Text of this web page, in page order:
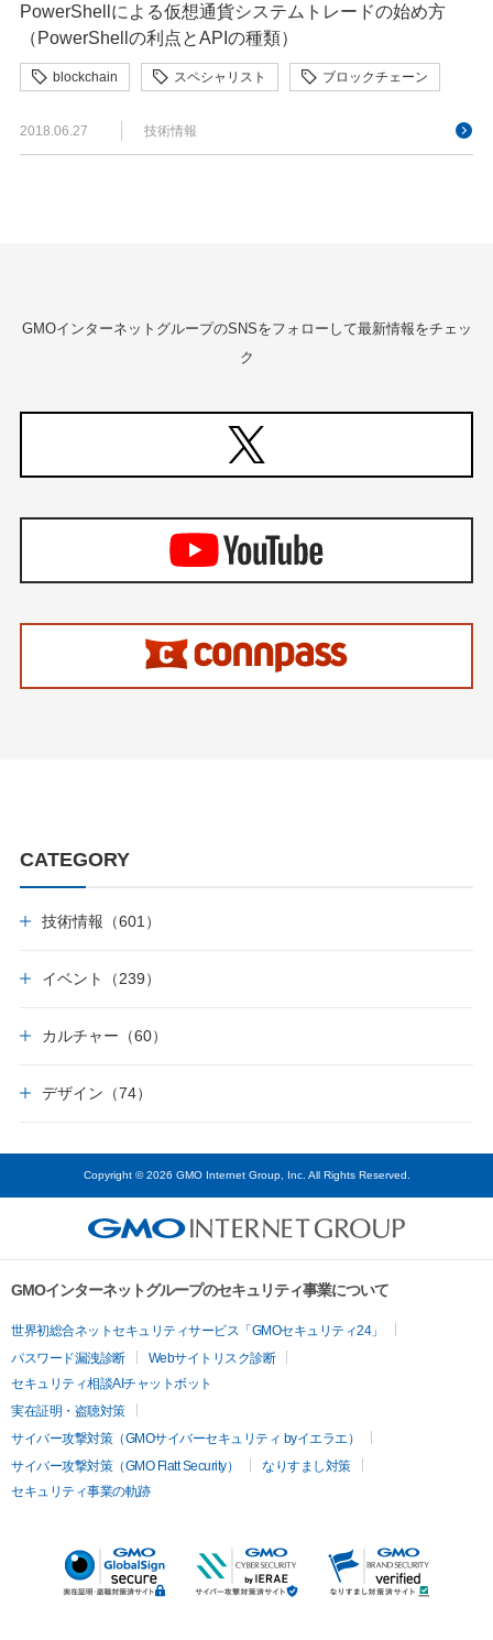
PowerShellによる仮想通貨システムトレードの始め方
（PowerShellの利点とAPIの種類）
blockchain スペシャリスト ブロックチェーン
2018.06.27 技術情報
GMOインターネットグループのSNSをフォローして最新情報をチェッ
ク
CATEGORY
技術情報（601）
イベント（239）
カルチャー（60）
デザイン（74）
Copyright © 2026 GMO Internet Group, Inc. All Rights Reserved.
GMOインターネットグループのセキュリティ事業について
世界初総合ネットセキュリティサービス「GMOセキュリティ24」
パスワード漏洩診断
Webサイトリスク診断
セキュリティ相談AIチャットボット
実在証明・盗聴対策
サイバー攻撃対策（GMOサイバーセキュリティ byイエラエ）
サイバー攻撃対策（GMO Flatt Security）
なりすまし対策
セキュリティ事業の軌跡